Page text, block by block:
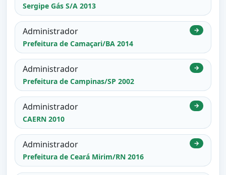
Sergipe Gás S/A 2013
Administrador
Prefeitura de Camaçari/BA 2014
→
Administrador
Prefeitura de Campinas/SP 2002
→
Administrador
CAERN 2010
→
Administrador
Prefeitura de Ceará Mirim/RN 2016
→